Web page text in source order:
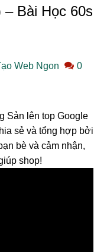
– Bài Học 60s
Web Ngon
0
Sản lên top Google
sẻ và tổng hợp bởi
bè và cảm nhận,
shop!